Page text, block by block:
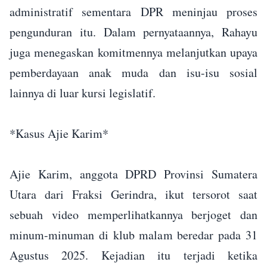
administratif sementara DPR meninjau proses
pengunduran itu. Dalam pernyataannya, Rahayu
juga menegaskan komitmennya melanjutkan upaya
pemberdayaan anak muda dan isu-isu sosial
lainnya di luar kursi legislatif.
*Kasus Ajie Karim*
Ajie Karim, anggota DPRD Provinsi Sumatera
Utara dari Fraksi Gerindra, ikut tersorot saat
sebuah video memperlihatkannya berjoget dan
minum-minuman di klub malam beredar pada 31
Agustus 2025. Kejadian itu terjadi ketika